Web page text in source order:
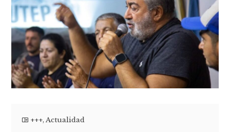
+++,Actualidad